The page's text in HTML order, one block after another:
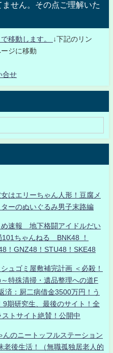
せん。その点ご理解いた
移動します。
↓下記のリン
ジに移動
合せ
はエリーちゃん人形！豆腐メ
ーのぬいぐるみ男子末路編
速報 地下格闘アイドルだい
ちゃんねる BNK48 ！
！GNZ48！STU48！SKE48
ュゴミ屋敷補完計画 ＜必殺！
特殊清掃・遺品整理への道F
済：厨二病借金3500万円！う
期研究生、最後のサイト！全
トサイト絶賛！公開中
のニートッフルステーション
老後生活！（無職孤独居老人的